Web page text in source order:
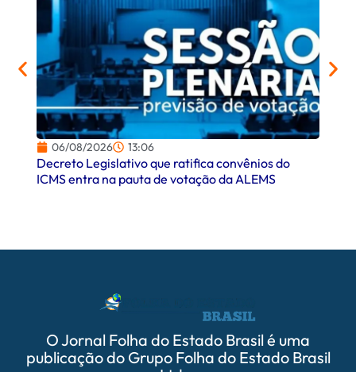
06/08/2026 13:06
Decreto Legislativo que ratifica convênios do
ICMS entra na pauta de votação da ALEMS
O Jornal Folha do Estado Brasil é uma
publicação do Grupo Folha do Estado Brasil